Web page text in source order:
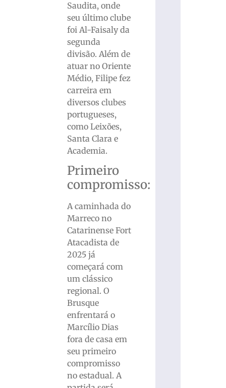
Saudita, onde
seu último clube
foi Al-Faisaly da
segunda
divisão. Além de
atuar no Oriente
Médio, Filipe fez
carreira em
diversos clubes
portugueses,
como Leixões,
Santa Clara e
Academia.
Primeiro
compromisso:
A caminhada do
Marreco no
Catarinense Fort
Atacadista de
2025 já
começará com
um clássico
regional. O
Brusque
enfrentará o
Marcílio Dias
fora de casa em
seu primeiro
compromisso
no estadual. A